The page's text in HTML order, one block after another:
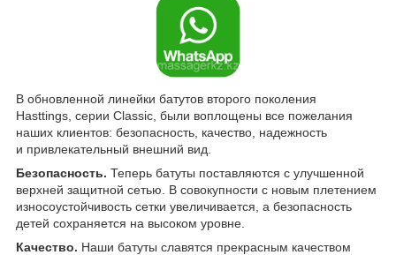
В обновленной линейки батутов второго поколения
Hasttings, серии Classic, были воплощены все пожелания
наших клиентов: безопасность, качество, надежность
и привлекательный внешний вид.
Безопасность. Теперь батуты поставляются с улучшенной
верхней защитной сетью. В совокупности с новым плетением
износоустойчивость сетки увеличивается, а безопасность
детей сохраняется на высоком уровне.
Качество. Наши батуты славятся прекрасным качеством